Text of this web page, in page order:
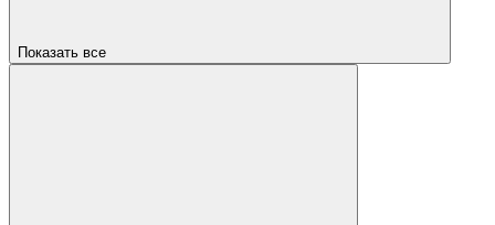
Показать все